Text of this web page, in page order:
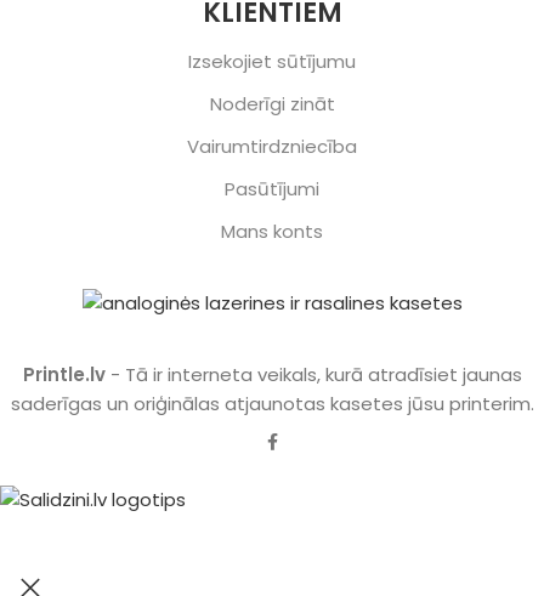
KLIENTIEM
Izsekojiet sūtījumu
Noderīgi zināt
Vairumtirdzniecība
Pasūtījumi
Mans konts
Printle.lv - Tā ir interneta veikals, kurā atradīsiet jaunas
saderīgas un oriģinālas atjaunotas kasetes jūsu printerim.